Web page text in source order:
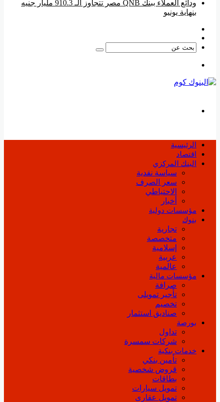
ودائع العملاء ببنك QNB مصر تتجاوز الـ 910.3 مليار جنيه
بنهاية يونيو
بحث
الرئيسية
اقتصاد
البنك المركزي
سياسة نقدية
سعر الصرف
الاحتياطي
أخبار
مؤسسات دولية
بنوك
تجارية
متخصصة
إسلامية
عربية
عالمية
مؤسسات مالية
صرافة
تأجير تمويلى
تخصيم
صناديق استثمار
بورصة
تداول
شركات سمسرة
خدمات بنكية
تأمين بنكي
قروض شخصية
بطاقات
تمويل سيارات
تمويل عقارى